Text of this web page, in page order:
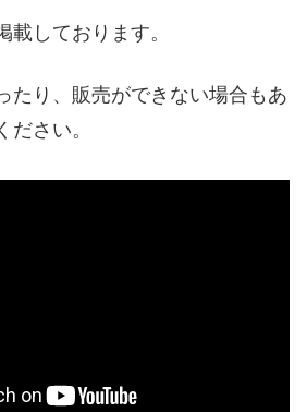
しております。
たり、販売ができない場合もあ
ださい。